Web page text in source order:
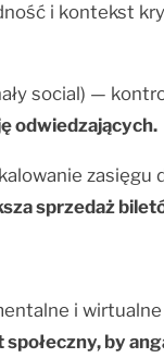
i kontekst
social) —
odwiedzających.
sprzedaż
i
by